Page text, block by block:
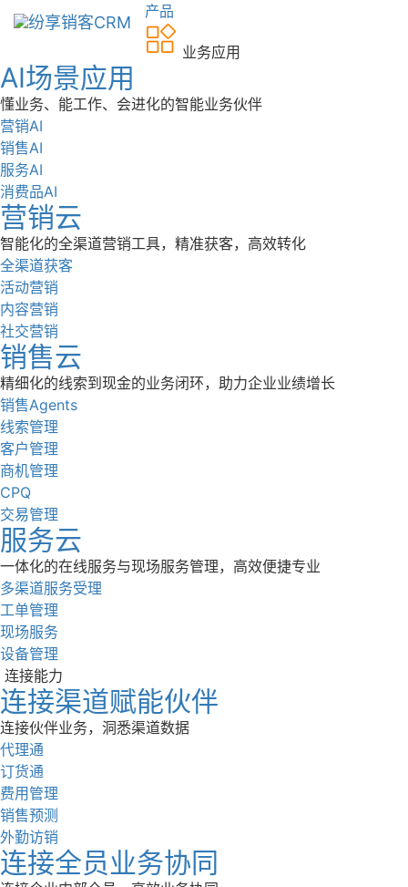
产品
业务应用
AI场景应用
懂业务、能工作、会进化的智能业务伙伴
营销AI
销售AI
服务AI
消费品AI
营销云
智能化的全渠道营销工具，精准获客，高效转化
全渠道获客
活动营销
内容营销
社交营销
销售云
精细化的线索到现金的业务闭环，助力企业业绩增长
销售Agents
线索管理
客户管理
商机管理
CPQ
交易管理
服务云
一体化的在线服务与现场服务管理，高效便捷专业
多渠道服务受理
工单管理
现场服务
设备管理
连接能力
连接渠道赋能伙伴
连接伙伴业务，洞悉渠道数据
代理通
订货通
费用管理
销售预测
外勤访销
连接全员业务协同